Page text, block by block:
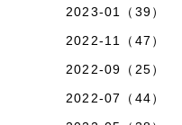
2023-01（39）
2022-11（47）
2022-09（25）
2022-07（44）